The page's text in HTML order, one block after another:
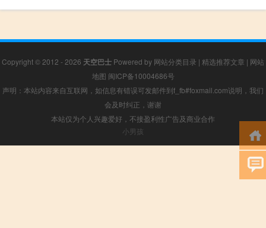
Copyright © 2012 - 2026 天空巴士 Powered by 网站分类目录 | 精选推荐文章 | 网站
地图 闽ICP备10004686号
声明：本站内容来自互联网，如信息有错误可发邮件到f_fb#foxmail.com说明，我们
会及时纠正，谢谢
本站仅为个人兴趣爱好，不接盈利性广告及商业合作
小男孩